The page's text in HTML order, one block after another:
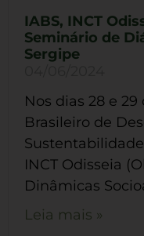
IABS, INCT
Seminário de
Sergipe
Nos dias 28 e
Brasileiro de
INCT Odisseia
Dinâmicas
Leia mais »